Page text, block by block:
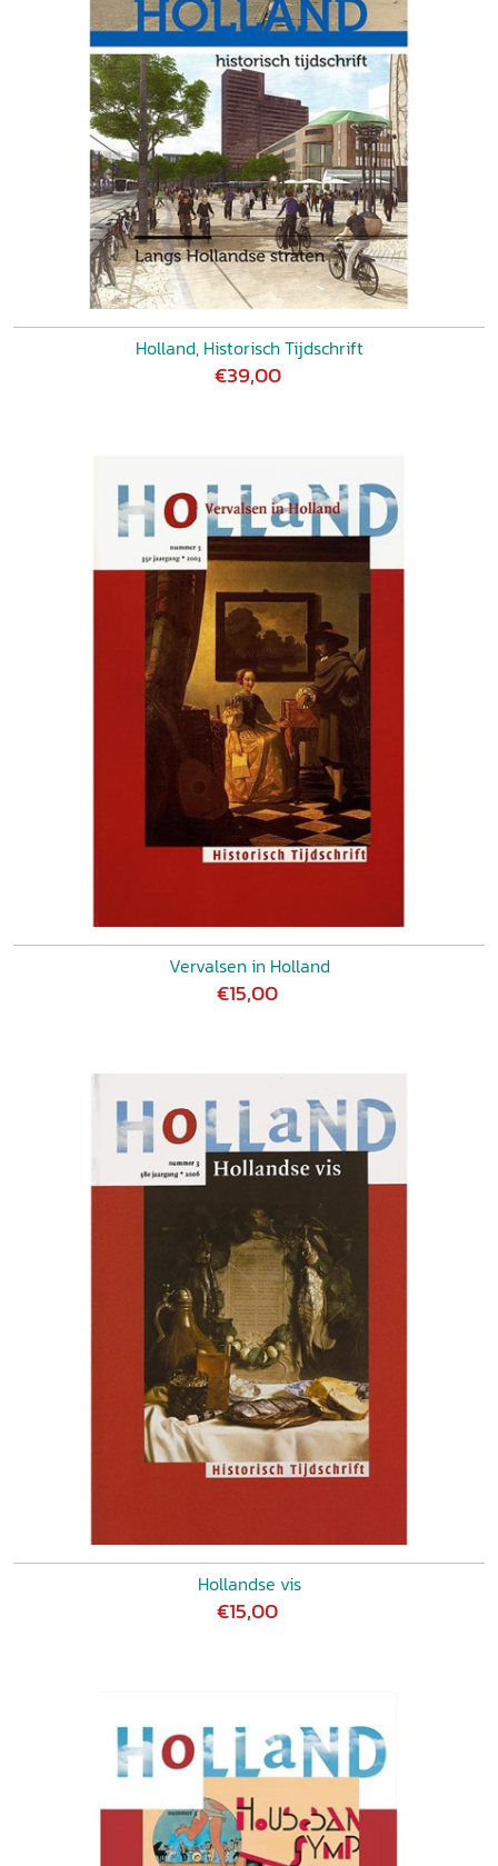
Holland, Historisch Tijdschrift
€39,00
Vervalsen in Holland
€15,00
Hollandse vis
€15,00